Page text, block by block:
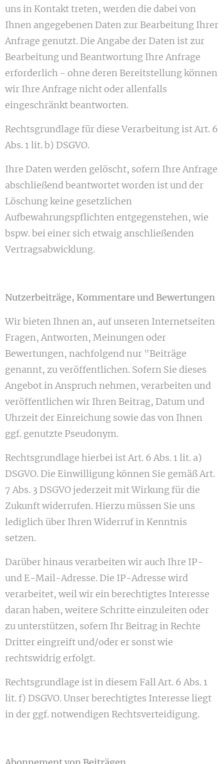
uns in Kontakt treten, werden die dabei von
Ihnen angegebenen Daten zur Bearbeitung Ihrer
Anfrage genutzt. Die Angabe der Daten ist zur
Bearbeitung und Beantwortung Ihre Anfrage
erforderlich - ohne deren Bereitstellung können
wir Ihre Anfrage nicht oder allenfalls
eingeschränkt beantworten.
Rechtsgrundlage für diese Verarbeitung ist Art. 6
Abs. 1 lit. b) DSGVO.
Ihre Daten werden gelöscht, sofern Ihre Anfrage
abschließend beantwortet worden ist und der
Löschung keine gesetzlichen
Aufbewahrungspflichten entgegenstehen, wie
bspw. bei einer sich etwaig anschließenden
Vertragsabwicklung.
Nutzerbeiträge, Kommentare und Bewertungen
Wir bieten Ihnen an, auf unseren Internetseiten
Fragen, Antworten, Meinungen oder
Bewertungen, nachfolgend nur "Beiträge
genannt, zu veröffentlichen. Sofern Sie dieses
Angebot in Anspruch nehmen, verarbeiten und
veröffentlichen wir Ihren Beitrag, Datum und
Uhrzeit der Einreichung sowie das von Ihnen
ggf. genutzte Pseudonym.
Rechtsgrundlage hierbei ist Art. 6 Abs. 1 lit. a)
DSGVO. Die Einwilligung können Sie gemäß Art.
7 Abs. 3 DSGVO jederzeit mit Wirkung für die
Zukunft widerrufen. Hierzu müssen Sie uns
lediglich über Ihren Widerruf in Kenntnis
setzen.
Darüber hinaus verarbeiten wir auch Ihre IP-
und E-Mail-Adresse. Die IP-Adresse wird
verarbeitet, weil wir ein berechtigtes Interesse
daran haben, weitere Schritte einzuleiten oder
zu unterstützen, sofern Ihr Beitrag in Rechte
Dritter eingreift und/oder er sonst wie
rechtswidrig erfolgt.
Rechtsgrundlage ist in diesem Fall Art. 6 Abs. 1
lit. f) DSGVO. Unser berechtigtes Interesse liegt
in der ggf. notwendigen Rechtsverteidigung.